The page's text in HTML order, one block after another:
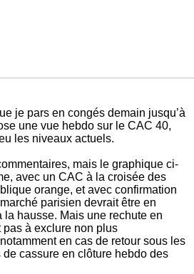
je pars en congés demain jusqu’à
une vue hebdo sur le CAC 40,
les niveaux actuels.
mais le graphique ci-
avec un CAC à la croisée des
orange, et avec confirmation
parisien devrait être en
la hausse. Mais une rechute en
pas à exclure non plus
en cas de retour sous les
cassure en clôture hebdo des